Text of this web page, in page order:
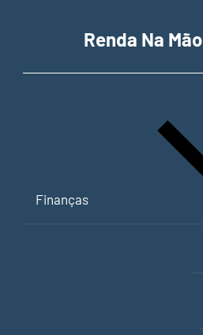
conteúdo
Renda Na Mão
Contabilidade,
empreendedorismo
Finanças